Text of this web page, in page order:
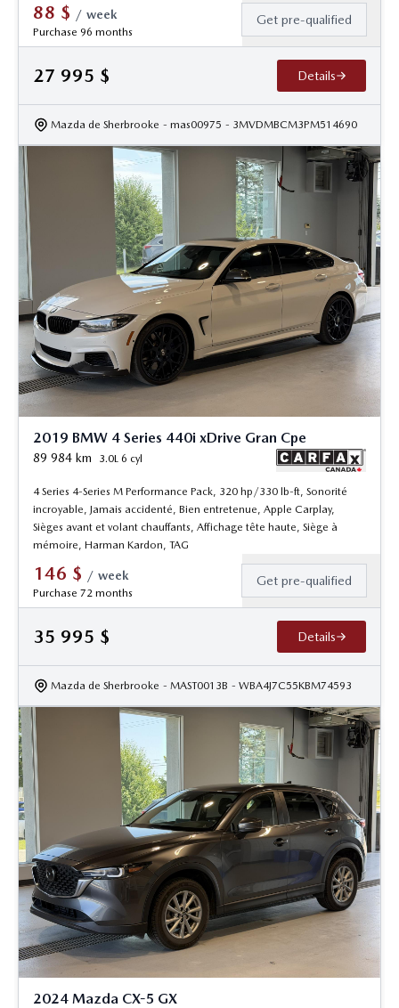
88 $ / week
Purchase 96 months
Get pre-qualified
27 995 $ Details
Mazda de Sherbrooke - mas00975 - 3MVDMBCM3PM514690
2019 BMW 4 Series 440i xDrive Gran Cpe
89 984 km 3.0L 6 cyl
4 Series 4-Series M Performance Pack, 320 hp/330 lb-ft, Sonorité
incroyable, Jamais accidenté, Bien entretenue, Apple Carplay,
Sièges avant et volant chauffants, Affichage tête haute, Siège à
mémoire, Harman Kardon, TAG
146 $ / week
Purchase 72 months
Get pre-qualified
35 995 $ Details
Mazda de Sherbrooke - MAST0013B - WBA4J7C55KBM74593
2024 Mazda CX-5 GX